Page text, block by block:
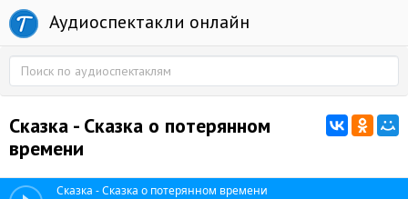
Аудиоспектакли онлайн
Сказка - Сказка о потерянном
времени
Сказка - Сказка о потерянном времени